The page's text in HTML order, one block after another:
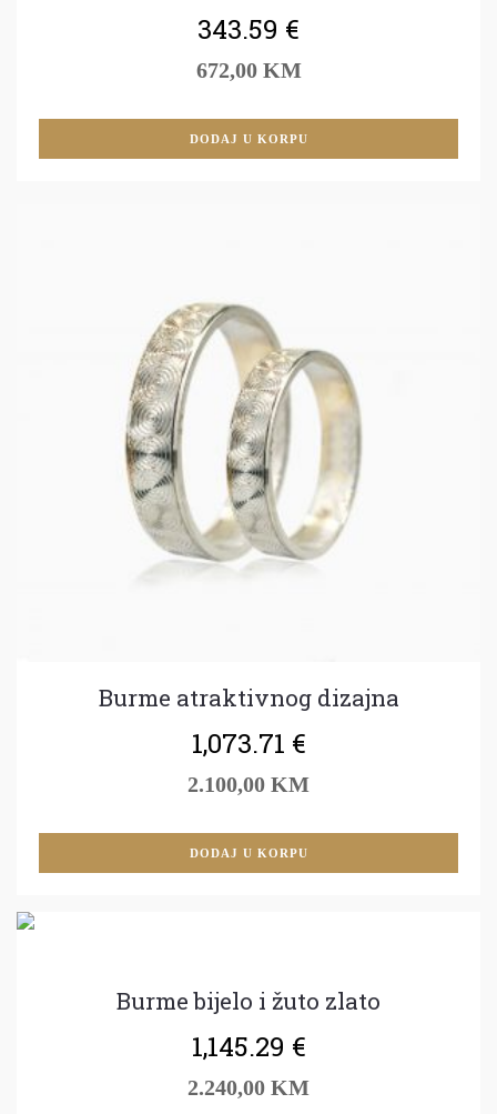
343.59 €
672,00 KM
DODAJ U KORPU
Burme atraktivnog dizajna
1,073.71 €
2.100,00 KM
DODAJ U KORPU
Burme bijelo i žuto zlato
1,145.29 €
2.240,00 KM